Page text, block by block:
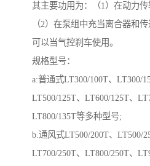
其主要功用为：（1）在动力传
（2）在泵组中充当离合器和
可以当气控刹车使用。
规格型号：
a:普通式LT300/100T、LT300/
LT500/125T、LT600/125T、
LT800/135T等多种型号;
b.通风式LT500/200T、LT500/
LT700/250T、LT800/250T、